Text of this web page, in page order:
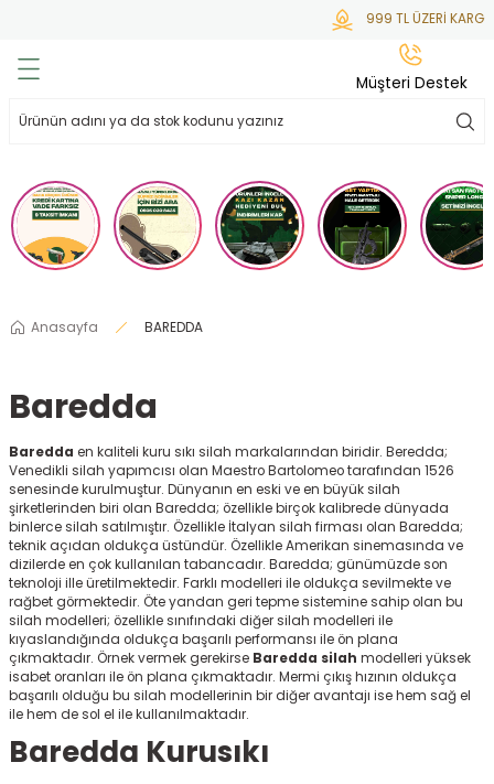
999 TL ÜZERİ KARGO
Mermisi
Tabure
Anasayfa BAREDDA
Baredda
Baredda en kaliteli kuru sıkı silah markalarından biridir. Beredda;
Venedikli silah yapımcısı olan Maestro Bartolomeo tarafından 1526
senesinde kurulmuştur. Dünyanın en eski ve en büyük silah
şirketlerinden biri olan Baredda; özellikle birçok kalibrede dünyada
binlerce silah satılmıştır. Özellikle İtalyan silah firması olan Baredda;
teknik açıdan oldukça üstündür. Özellikle Amerikan sinemasında ve
dizilerde en çok kullanılan tabancadır. Baredda; günümüzde son
teknoloji ille üretilmektedir. Farklı modelleri ile oldukça sevilmekte ve
rağbet görmektedir. Öte yandan geri tepme sistemine sahip olan bu
silah modelleri; özellikle sınıfındaki diğer silah modelleri ile
kıyaslandığında oldukça başarılı performansı ile ön plana
çıkmaktadır. Örnek vermek gerekirse Baredda silah modelleri yüksek
isabet oranları ile ön plana çıkmaktadır. Mermi çıkış hızının oldukça
başarılı olduğu bu silah modellerinin bir diğer avantajı ise hem sağ el
ile hem de sol el ile kullanılmaktadır.
Baredda Kurusıkı